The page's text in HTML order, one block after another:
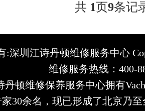
共 1页9条记
:深圳江诗丹顿维修服务中心
维修服务热线：400-
丹顿维修保养服务中心拥有
30余名，现已形成了北京乃